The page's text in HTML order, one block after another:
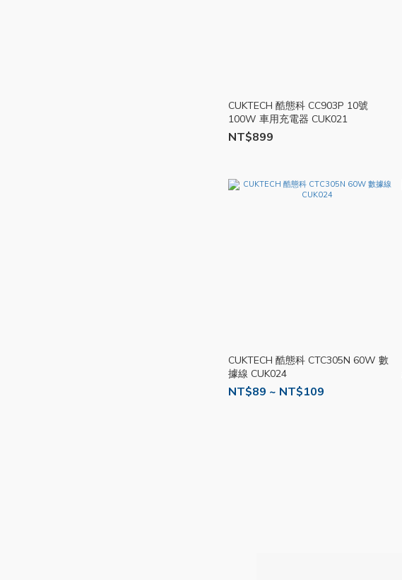
CUKTECH 酷態科 CC903P 10號
100W 車用充電器 CUK021
NT$899
CUKTECH 酷態科 CTC305N 60W 數
據線 CUK024
NT$89 ~ NT$109